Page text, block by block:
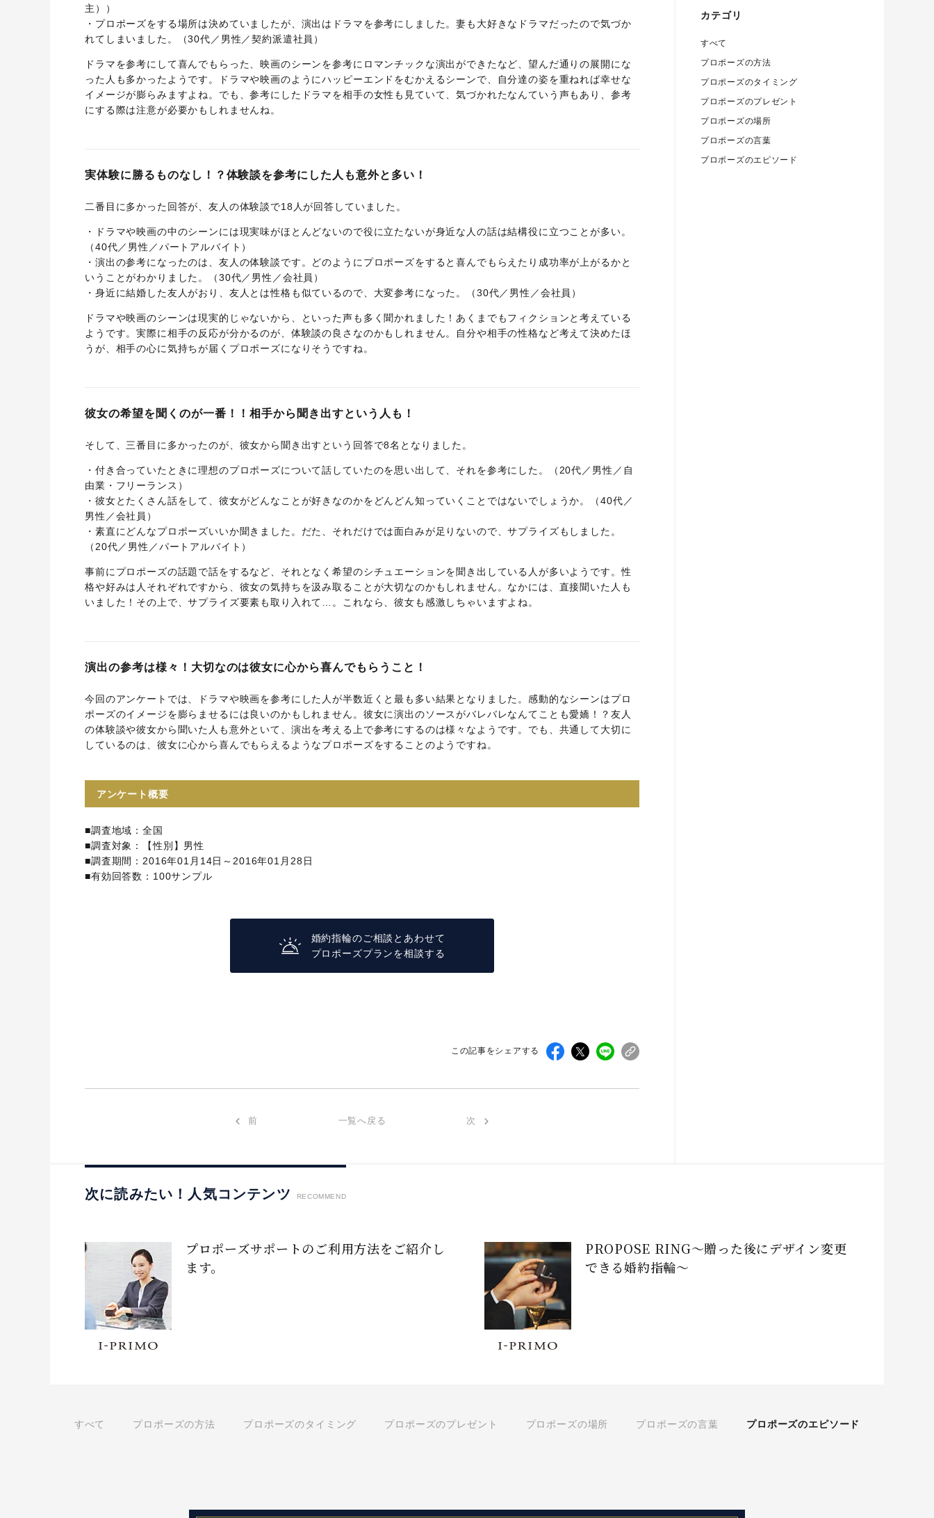
主））
・プロポーズをする場所は決めていましたが、演出はドラマを参考にしました。妻も大好きなドラマだったので気づか
れてしまいました。（30代／男性／契約派遣社員）
ドラマを参考にして喜んでもらった、映画のシーンを参考にロマンチックな演出ができたなど、望んだ通りの展開にな
った人も多かったようです。ドラマや映画のようにハッピーエンドをむかえるシーンで、自分達の姿を重ねれば幸せな
イメージが膨らみますよね。でも、参考にしたドラマを相手の女性も見ていて、気づかれたなんていう声もあり、参考
にする際は注意が必要かもしれませんね。
実体験に勝るものなし！？体験談を参考にした人も意外と多い！
二番目に多かった回答が、友人の体験談で18人が回答していました。
・ドラマや映画の中のシーンには現実味がほとんどないので役に立たないが身近な人の話は結構役に立つことが多い。
（40代／男性／パートアルバイト）
・演出の参考になったのは、友人の体験談です。どのようにプロポーズをすると喜んでもらえたり成功率が上がるかと
いうことがわかりました。（30代／男性／会社員）
・身近に結婚した友人がおり、友人とは性格も似ているので、大変参考になった。（30代／男性／会社員）
ドラマや映画のシーンは現実的じゃないから、といった声も多く聞かれました！あくまでもフィクションと考えている
ようです。実際に相手の反応が分かるのが、体験談の良さなのかもしれません。自分や相手の性格など考えて決めたほ
うが、相手の心に気持ちが届くプロポーズになりそうですね。
彼女の希望を聞くのが一番！！相手から聞き出すという人も！
そして、三番目に多かったのが、彼女から聞き出すという回答で8名となりました。
・付き合っていたときに理想のプロポーズについて話していたのを思い出して、それを参考にした。（20代／男性／自
由業・フリーランス）
・彼女とたくさん話をして、彼女がどんなことが好きなのかをどんどん知っていくことではないでしょうか。（40代／
男性／会社員）
・素直にどんなプロポーズいいか聞きました。だた、それだけでは面白みが足りないので、サプライズもしました。
（20代／男性／パートアルバイト）
事前にプロポーズの話題で話をするなど、それとなく希望のシチュエーションを聞き出している人が多いようです。性
格や好みは人それぞれですから、彼女の気持ちを汲み取ることが大切なのかもしれません。なかには、直接聞いた人も
いました！その上で、サプライズ要素も取り入れて…。これなら、彼女も感激しちゃいますよね。
演出の参考は様々！大切なのは彼女に心から喜んでもらうこと！
今回のアンケートでは、ドラマや映画を参考にした人が半数近くと最も多い結果となりました。感動的なシーンはプロ
ポーズのイメージを膨らませるには良いのかもしれません。彼女に演出のソースがバレバレなんてことも愛嬌！？友人
の体験談や彼女から聞いた人も意外といて、演出を考える上で参考にするのは様々なようです。でも、共通して大切に
しているのは、彼女に心から喜んでもらえるようなプロポーズをすることのようですね。
アンケート概要
■調査地域：全国
■調査対象：【性別】男性
■調査期間：2016年01月14日～2016年01月28日
■有効回答数：100サンプル
婚約指輪のご相談とあわせて
プロポーズプランを相談する
この記事をシェアする
前 一覧へ戻る 次
カテゴリ
すべて
プロポーズの方法
プロポーズのタイミング
プロポーズのプレゼント
プロポーズの場所
プロポーズの言葉
プロポーズのエピソード
次に読みたい！人気コンテンツ RECOMMEND
プロポーズサポートのご利用方法をご紹介し
ます。
PROPOSE RING～贈った後にデザイン変更
できる婚約指輪～
すべて プロポーズの方法 プロポーズのタイミング プロポーズのプレゼント プロポーズの場所 プロポーズの言葉 プロポーズのエピソード